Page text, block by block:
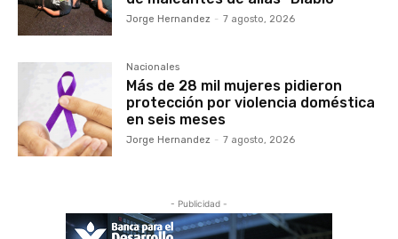
Jorge Hernandez - 7 agosto, 2026
Nacionales
Más de 28 mil mujeres pidieron
protección por violencia doméstica
en seis meses
Jorge Hernandez - 7 agosto, 2026
- Publicidad -